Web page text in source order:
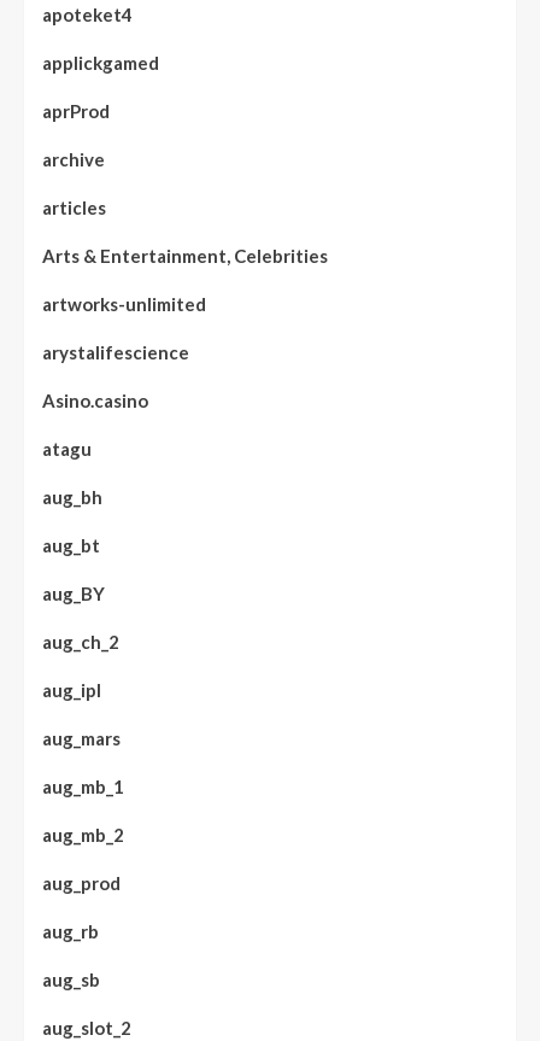
apoteket4
applickgamed
aprProd
archive
articles
Arts & Entertainment, Celebrities
artworks-unlimited
arystalifescience
Asino.casino
atagu
aug_bh
aug_bt
aug_BY
aug_ch_2
aug_ipl
aug_mars
aug_mb_1
aug_mb_2
aug_prod
aug_rb
aug_sb
aug_slot_2